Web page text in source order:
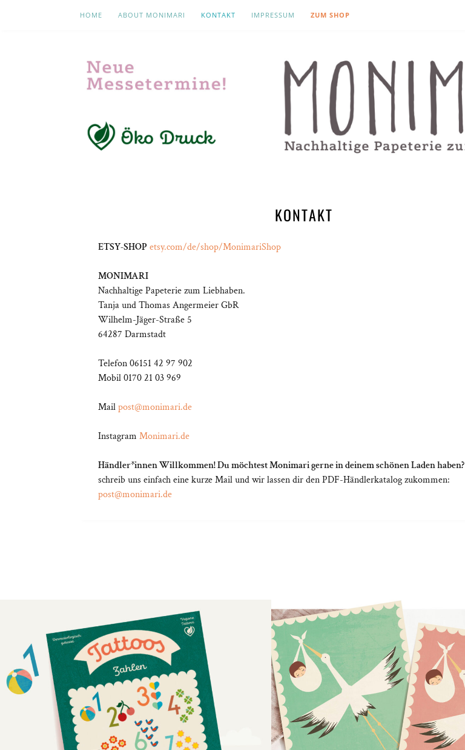
HOME ABOUT MONIMARI KONTAKT IMPRESSUM ZUM SHOP
KONTAKT
ETSY-SHOP etsy.com/de/shop/MonimariShop
MONIMARI
Nachhaltige Papeterie zum Liebhaben.
Tanja und Thomas Angermeier GbR
Wilhelm-Jäger-Straße 5
64287 Darmstadt
Telefon 06151 42 97 902
Mobil 0170 21 03 969
Mailpost@monimari.de
Instagram Monimari.de
Händler*innen Willkommen! Du möchtest Monimari gerne in deinem schönen Laden haben?
schreib uns einfach eine kurze Mail und wir lassen dir den PDF-Händlerkatalog zukommen:
post@monimari.de